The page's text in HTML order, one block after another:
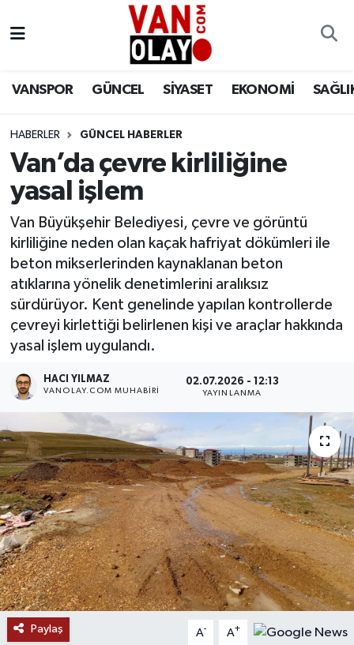
VANSPOR GÜNCEL SİYASET EKONOMİ
HABERLER GÜNCEL HABERLER
Van’da çevre kirliliğine
yasal işlem
Van Büyükşehir Belediyesi, çevre ve görüntü
kirliliğine neden olan kaçak hafriyat dökümleri ile
beton mikserlerinden kaynaklanan beton
atıklarına yönelik denetimlerini aralıksız
sürdürüyor. Kent genelinde yapılan kontrollerde
çevreyi kirlettiği belirlenen kişi ve araçlar hakkında
yasal işlem uygulandı.
HACI YILMAZ
VANOLAY.COM MUHABIRI
02.07.2026 - 12:13
YAYINLANMA
Paylaş A- A+
Siyaset
Ekonomi
Sağlık
Eğitim
Bilim & Teknoloji
Dünya
RESMİ İLANLAR
Van Nöbetçi Eczaneler
Van Namaz Vakitleri
Van Trafik Yoğunluk Haritası
Süper Lig Puan Durumu ve Fikstür
Tüm Manşetler
Son Dakika Haberleri
Haber Arşivi